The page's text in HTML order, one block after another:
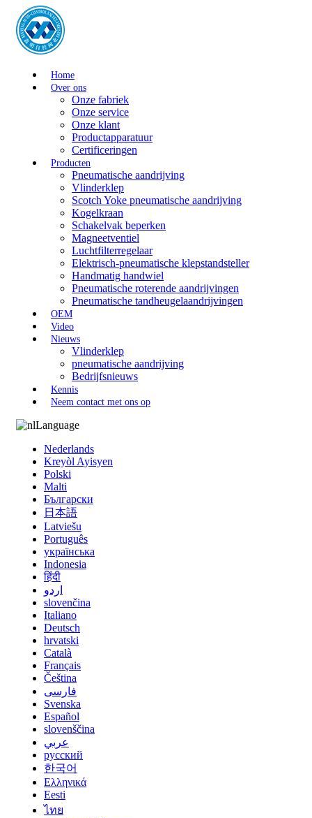
Home
Over ons
Onze fabriek
Onze service
Onze klant
Productapparatuur
Certificeringen
Producten
Pneumatische aandrijving
Vlinderklep
Scotch Yoke pneumatische aandrijving
Kogelkraan
Schakelvak beperken
Magneetventiel
Luchtfilterregelaar
Elektrisch-pneumatische klepstandsteller
Handmatig handwiel
Pneumatische roterende aandrijvingen
Pneumatische tandheugelaandrijvingen
OEM
Video
Nieuws
Vlinderklep
pneumatische aandrijving
Bedrijfsnieuws
Kennis
Neem contact met ons op
Language
Nederlands
Kreyòl Ayisyen
Polski
Malti
Български
日本語
Latviešu
Português
українська
Indonesia
हिंदी
اردو
slovenčina
Italiano
Deutsch
hrvatski
Català
Français
Čeština
فارسی
Svenska
Español
slovenščina
عربي
русский
한국어
Ελληνικά
Eesti
ไทย